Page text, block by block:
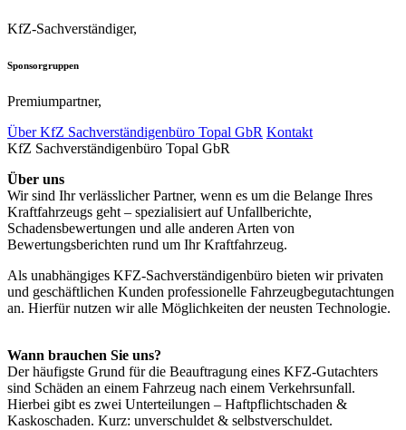
KfZ-Sachverständiger,
Sponsorgruppen
Premiumpartner,
Über KfZ Sachverständigenbüro Topal GbR Kontakt
KfZ Sachverständigenbüro Topal GbR
Über uns
Wir sind Ihr verlässlicher Partner, wenn es um die Belange Ihres
Kraftfahrzeugs geht – spezialisiert auf Unfallberichte,
Schadensbewertungen und alle anderen Arten von
Bewertungsberichten rund um Ihr Kraftfahrzeug.
Als unabhängiges KFZ-Sachverständigenbüro bieten wir privaten
und geschäftlichen Kunden professionelle Fahrzeugbegutachtungen
an. Hierfür nutzen wir alle Möglichkeiten der neusten Technologie.
Wann brauchen Sie uns?
Der häufigste Grund für die Beauftragung eines KFZ-Gutachters
sind Schäden an einem Fahrzeug nach einem Verkehrsunfall.
Hierbei gibt es zwei Unterteilungen – Haftpflichtschaden &
Kaskoschaden. Kurz: unverschuldet & selbstverschuldet.